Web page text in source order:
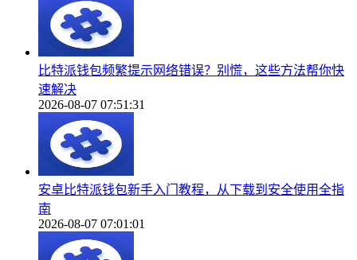
比特派钱包频繁提示网络错误？别慌，这些方法帮你快
速解决
2026-08-07 07:51:31
安卓比特派钱包新手入门教程，从下载到安全使用全指
南
2026-08-07 07:01:01